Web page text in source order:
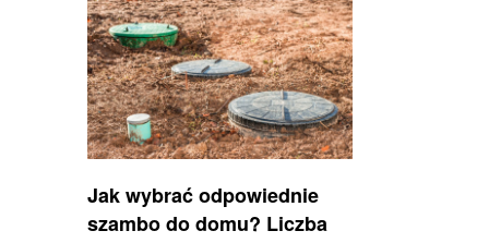
Jak wybrać odpowiednie
szambo do domu? Liczba